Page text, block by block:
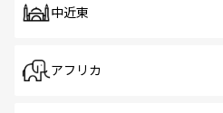
中近東
アフリカ